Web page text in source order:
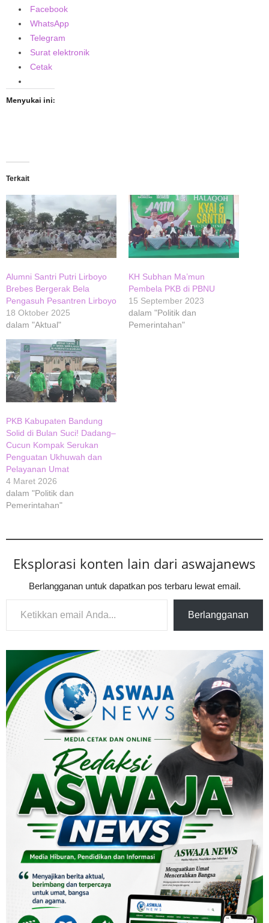
Facebook
WhatsApp
Telegram
Surat elektronik
Cetak
Menyukai ini:
Terkait
Alumni Santri Putri Lirboyo
Brebes Bergerak Bela
Pengasuh Pesantren Lirboyo
18 Oktober 2025
dalam "Aktual"
KH Subhan Ma’mun
Pembela PKB di PBNU
15 September 2023
dalam "Politik dan
Pemerintahan"
PKB Kabupaten Bandung
Solid di Bulan Suci! Dadang–
Cucun Kompak Serukan
Penguatan Ukhuwah dan
Pelayanan Umat
4 Maret 2026
dalam "Politik dan
Pemerintahan"
Eksplorasi konten lain dari aswajanews
Berlangganan untuk dapatkan pos terbaru lewat email.
Ketikkan email Anda...
Berlangganan